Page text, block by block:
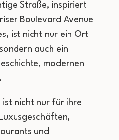
Straße, inspiriert
Boulevard Avenue
ist nicht nur ein Ort
auch ein
modernen
ist nicht nur für ihre
und